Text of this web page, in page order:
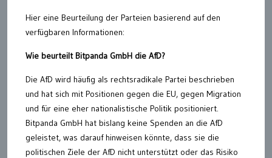
Hier eine Beurteilung der Parteien basierend auf den
verfügbaren Informationen:
Wie beurteilt Bitpanda GmbH die AfD?
Die AfD wird häufig als rechtsradikale Partei beschrieben
und hat sich mit Positionen gegen die EU, gegen Migration
und für eine eher nationalistische Politik positioniert.
Bitpanda GmbH hat bislang keine Spenden an die AfD
geleistet, was darauf hinweisen könnte, dass sie die
politischen Ziele der AfD nicht unterstützt oder das Risiko